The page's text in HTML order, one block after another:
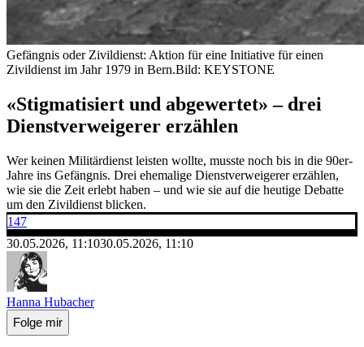
Gefängnis oder Zivildienst: Aktion für eine Initiative für einen
Zivildienst im Jahr 1979 in Bern.Bild: KEYSTONE
«Stigmatisiert und abgewertet» – drei
Dienstverweigerer erzählen
Wer keinen Militärdienst leisten wollte, musste noch bis in die 90er-
Jahre ins Gefängnis. Drei ehemalige Dienstverweigerer erzählen,
wie sie die Zeit erlebt haben – und wie sie auf die heutige Debatte
um den Zivildienst blicken.
147
30.05.2026, 11:1030.05.2026, 11:10
Hanna Hubacher
Folge mir